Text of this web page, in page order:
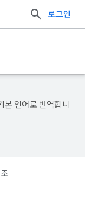
로그인
언어로 번역합니